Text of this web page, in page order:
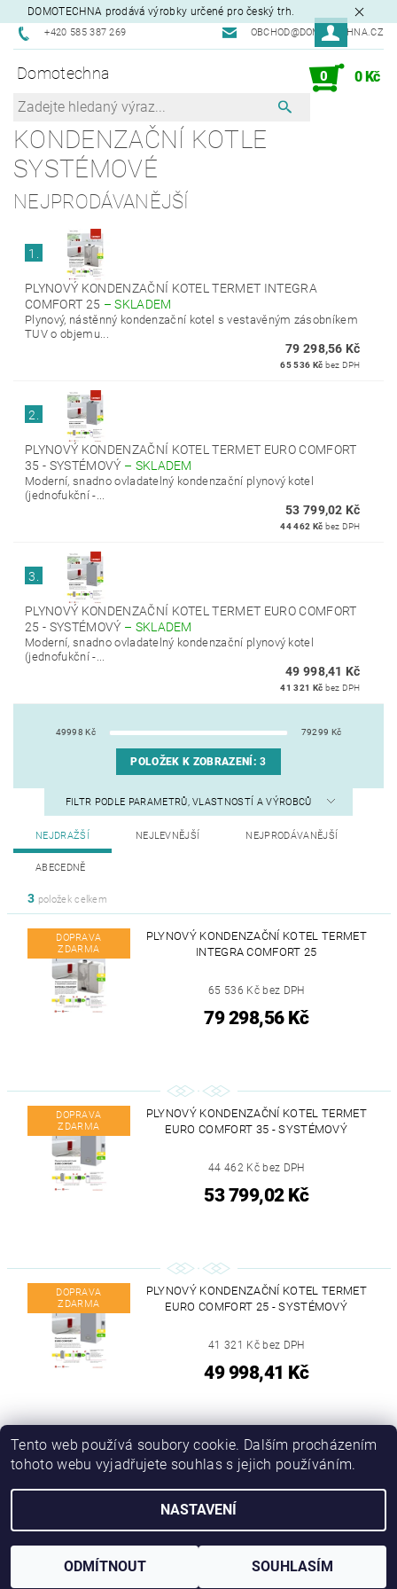
DOMOTECHNA prodává výrobky určené pro český trh.
+420 585 387 269 OBCHOD@DOMOTECHNA.CZ
Domotechna 0 0 Kč
KONDENZAČNÍ KOTLE
SYSTÉMOVÉ
NEJPRODÁVANĚJŠÍ
1.
PLYNOVÝ KONDENZAČNÍ KOTEL TERMET INTEGRA
COMFORT 25 –SKLADEM
Plynový, nástěnný kondenzační kotel s vestavěným zásobníkem
TUV o objemu...
79 298,56 Kč
65 536 Kč bez DPH
2.
PLYNOVÝ KONDENZAČNÍ KOTEL TERMET EURO COMFORT
35 - SYSTÉMOVÝ – SKLADEM
Moderní, snadno ovladatelný kondenzační plynový kotel
(jednofukční -...
53 799,02 Kč
44 462 Kč bez DPH
3.
PLYNOVÝ KONDENZAČNÍ KOTEL TERMET EURO COMFORT
25 - SYSTÉMOVÝ – SKLADEM
Moderní, snadno ovladatelný kondenzační plynový kotel
(jednofukční -...
49 998,41 Kč
41 321 Kč bez DPH
49998 Kč 79299 Kč
POLOŽEK K ZOBRAZENÍ:3
FILTR PODLE PARAMETRŮ, VLASTNOSTÍ A VÝROBCŮ
NEJDRAŽŠÍ NEJLEVNĚJŠÍ NEJPRODÁVANĚJŠÍ
ABECEDNĚ
3 položek celkem
DOPRAVA
ZDARMA
PLYNOVÝ KONDENZAČNÍ KOTEL TERMET
INTEGRA COMFORT 25
65 536 Kč bez DPH
79 298,56 Kč
DOPRAVA
ZDARMA
PLYNOVÝ KONDENZAČNÍ KOTEL TERMET
EURO COMFORT 35 - SYSTÉMOVÝ
44 462 Kč bez DPH
53 799,02 Kč
DOPRAVA
ZDARMA
PLYNOVÝ KONDENZAČNÍ KOTEL TERMET
EURO COMFORT 25 - SYSTÉMOVÝ
41 321 Kč bez DPH
49 998,41 Kč
Náhradní díly Kvart-cz
2026 © Domotechna, všechna práva vyhrazenaUpravit nastavení cookies
Tento web používá soubory cookie. Dalším procházením
tohoto webu vyjadřujete souhlas s jejich používáním.
NASTAVENÍ
ODMÍTNOUT SOUHLASÍM